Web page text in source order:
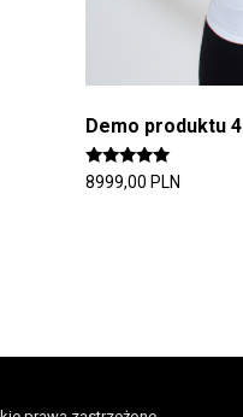
Demo produktu 4
Rated
8999,00 PLN